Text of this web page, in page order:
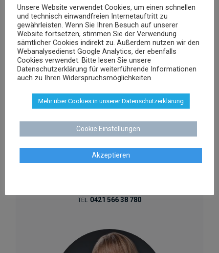
Dr. Stephan Schenk
Rechtsschutz
TEL 0421 566 38 780
Unsere Website verwendet Cookies, um einen schnellen
und technisch einwandfreien Internetauftritt zu
gewährleisten. Wenn Sie Ihren Besuch auf unserer
Website fortsetzen, stimmen Sie der Verwendung
sämtlicher Cookies indirekt zu. Außerdem nutzen wir den
Webanalysedienst Google Analytics, der ebenfalls
Cookies verwendet. Bitte lesen Sie unsere
Datenschutzerklärung für weiterführende Informationen
auch zu Ihren Widerspruchsmöglichkeiten.
Mehr über Cookies in unserer Datenschutzerklärung
Cookie Einstellungen
Akzeptieren